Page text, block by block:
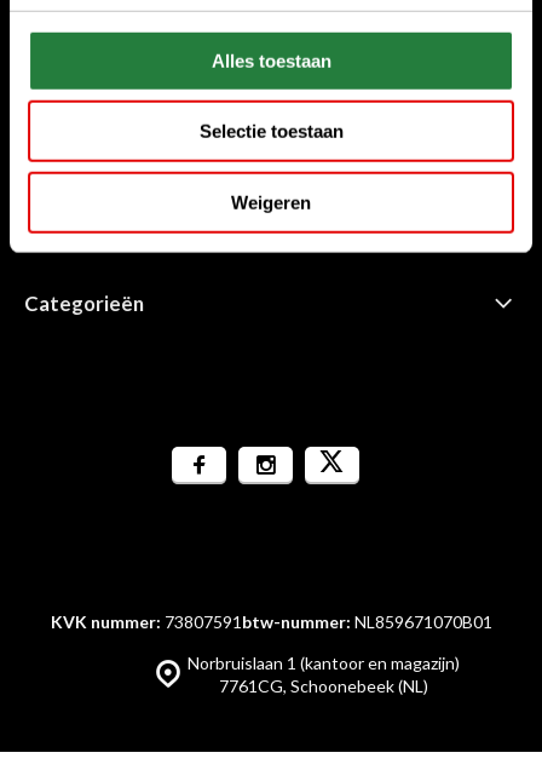
Alles toestaan
Selectie toestaan
Weigeren
Stuur ons een e-mail
sales@golfdriver.nl
Klantenservice
Informatie
Categorieën
Norbruislaan 1 (kantoor en magazijn)
7761CG, Schoonebeek (NL)
KVK nummer: 73807591 btw-nummer: NL859671070B01